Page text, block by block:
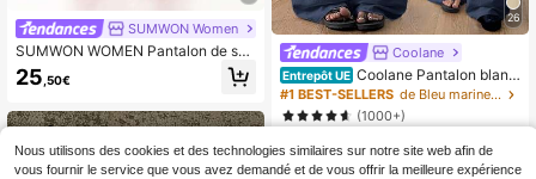
SUMWON Women
SUMWON WOMEN Pantalon de sur
vêtement ample à jambes larges av
ec cordon de serrage et imprimé log
25 ,50€
26
Coolane
Entrepôt UE Coolane Pantalon blanc
en coton 100% lavé pour femmes, s
tyle bohème de base minimaliste po
ur les sorties d'été, les concerts cou
ntry et la plage. Pantalon ample et l
âche pour l'automne
#1 BEST-SELLERS
de Bleu marine Pantalon décontracté
(1000+)
16,99€
Nous utilisons des cookies et des technologies similaires sur notre site web afin de
vous fournir le service que vous avez demandé et de vous offrir la meilleure expérience